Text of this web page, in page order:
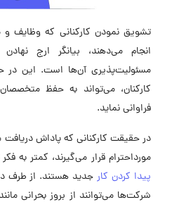
تشویق نمودن کارکنانی که وظایف
انجام می‌دهند، بیانگر ارج
مسئولیت‌پذیری آن‌ها است. این
کارکنان، می‌تواند به حفظ
فراوانی نماید.
در حقیقت کارکنانی که پاداش دریافت
مورداحترام قرار می‌گیرند، کمتر به
پیدا کردن کارجدید هستند. از طرف